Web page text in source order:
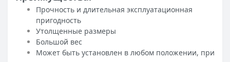
Прочность и длительная эксплуатационная
пригодность
Утолщенные размеры
Большой вес
Может быть установлен в любом положении, при